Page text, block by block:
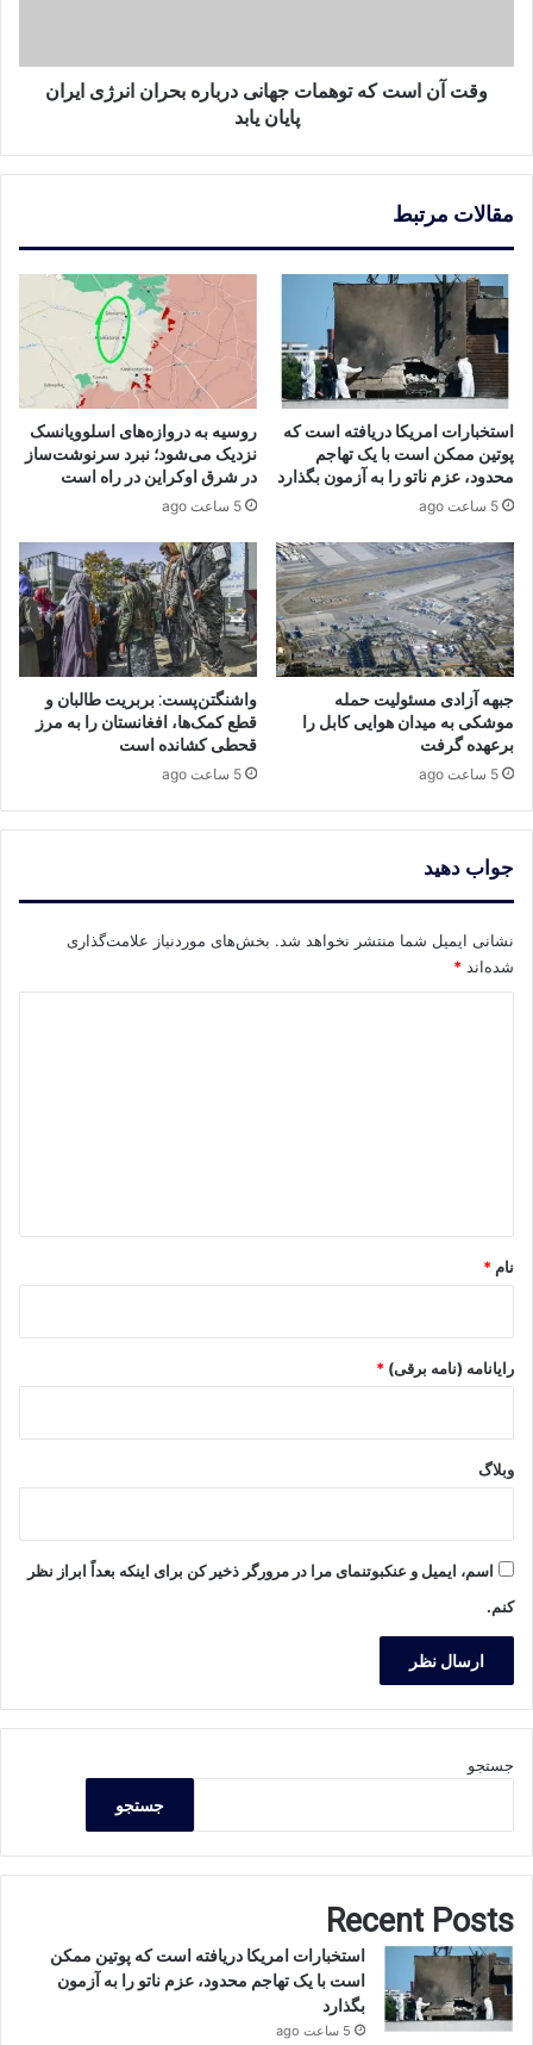
انرژی
ایرانوقت آن است که توهمات جهانی درباره بحران انرژی ایران
پایان یابد
مقالات مرتبط
استخبارات امریکا دریافته است که
پوتین ممکن است با یک تهاجم
محدود، عزم ناتو را به آزمون بگذارد
5 ساعت ago
روسیه به دروازه‌های اسلوویانسک
نزدیک می‌شود؛ نبرد سرنوشت‌ساز
در شرق اوکراین در راه است
5 ساعت ago
جبهه آزادی مسئولیت حمله
موشکی به میدان هوایی کابل را
برعهده گرفت
5 ساعت ago
واشنگتن‌پست: بربریت طالبان و
قطع کمک‌ها، افغانستان را به مرز
قحطی کشانده است
5 ساعت ago
جواب دهید
نشانی ایمیل شما منتشر نخواهد شد. بخش‌های موردنیاز علامت‌گذاری
شده‌اند *
نام *
رایانامه (نامه برقی) *
وبلاگ
اسم، ایمیل و عنکبوتنمای مرا در مرورگر ذخیر کن برای اینکه بعداً ابراز نظر
کنم.
جستجو
جستجو
Recent Posts
استخبارات امریکا دریافته است که پوتین ممکن
است با یک تهاجم محدود، عزم ناتو را به آزمون
بگذارد
5 ساعت ago